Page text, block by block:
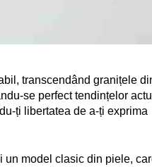
transcendând granițele
se perfect tendințelor
ți libertatea de a-ți exprima
un model clasic din piele,